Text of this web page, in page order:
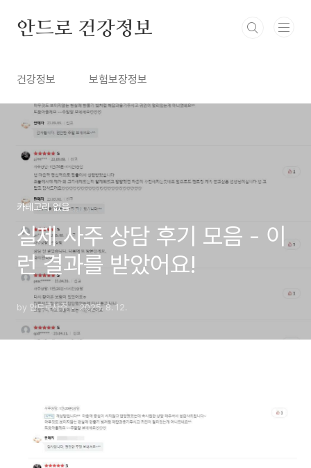
안드로 건강정보
건강정보 보험보장정보
카테고리 없음
실제 사주 상담 후기 모음 - 이
런 결과를 받았어요!
by 안드로사주 2025. 8. 12.